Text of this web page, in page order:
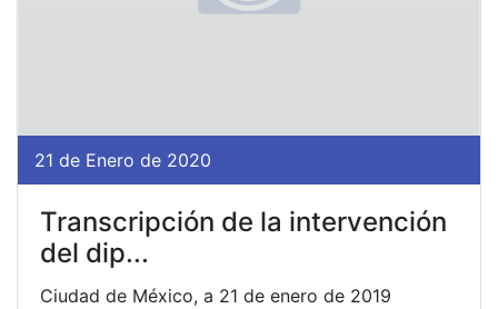
21 de Enero de 2020
Transcripción de la intervención
del dip...
Ciudad de México, a 21 de enero de 2019